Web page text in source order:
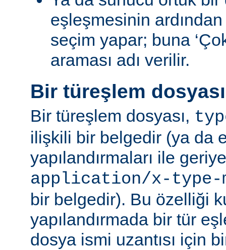
eşleşmesinin
seçim yapar; buna
araması adı verilir.
Bir türeşlem
Bir türeşlem dosyası,
ilişkili bir belgedir (ya da
yapılandırmaları ile
application/x-type-
bir belgedir). Bu özelliği
yapılandırmada bir tür
dosya ismi uzantısı için